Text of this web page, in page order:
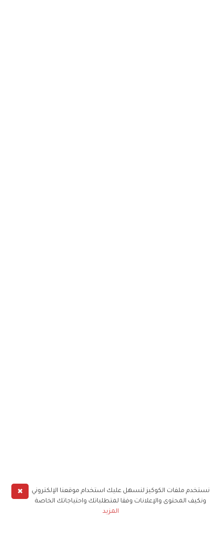
✖
نستخدم ملفات الكوكيز لنسهل عليك استخدام موقعنا الإلكتروني
ونكيف المحتوى والإعلانات وفقا لمتطلباتك واحتياجاتك الخاصة
المزيد